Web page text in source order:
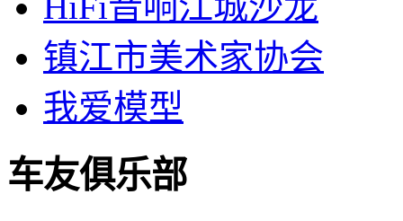
镇江市美术家协会
我爱模型
车友俱乐部